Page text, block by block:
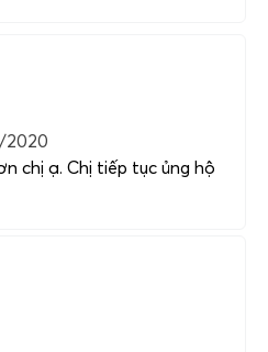
2020
chị ạ. Chị tiếp tục ủng hộ